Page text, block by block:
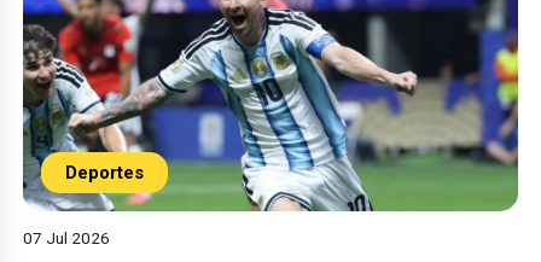
Deportes
07 Jul 2026